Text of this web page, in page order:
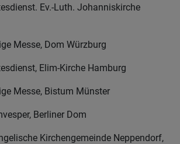
Ev.-Luth. Johanniskirche
Messe, Dom Würzburg
Elim-Kirche Hamburg
Messe, Bistum Münster
Berliner Dom
Kirchengemeinde Neppendorf,